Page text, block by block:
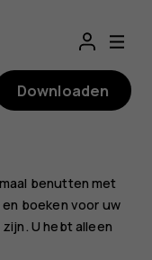
Downloaden
benutten met
boeken voor uw
U hebt alleen